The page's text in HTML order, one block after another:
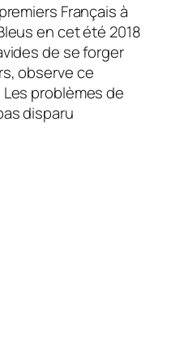
Français à
en cet été 2018
de se forger
observe ce
problèmes de
disparu